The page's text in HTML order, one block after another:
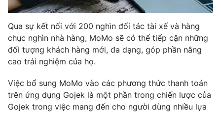
VTV Money VTV Thể thao
VTV Sức khoẻ Bất động sản
VTV4 Vươn mình bằng AI
Qua sự kết nối với 200 nghìn đối tác tài xế và hàng
chục nghìn nhà hàng, MoMo sẽ có thể tiếp cận những
đối tượng khách hàng mới, đa dạng, góp phần nâng
cao trải nghiệm của họ.
Việc bổ sung MoMo vào các phương thức thanh toán
trên ứng dụng Gojek là một phần trong chiến lược của
Gojek trong việc mang đến cho người dùng nhiều lựa